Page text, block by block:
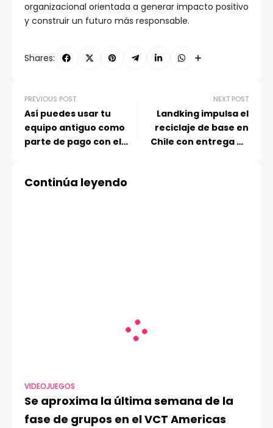
organizacional orientada a generar impacto positivo
y construir un futuro más responsable.
Shares:
PREVIOUS POST
Así puedes usar tu
equipo antiguo como
parte de pago con el
NEXT POST
Landking impulsa el
reciclaje de base en
Chile con entrega de
Continúa leyendo
VIDEOJUEGOS
Se aproxima la última semana de la
fase de grupos en el VCT Americas